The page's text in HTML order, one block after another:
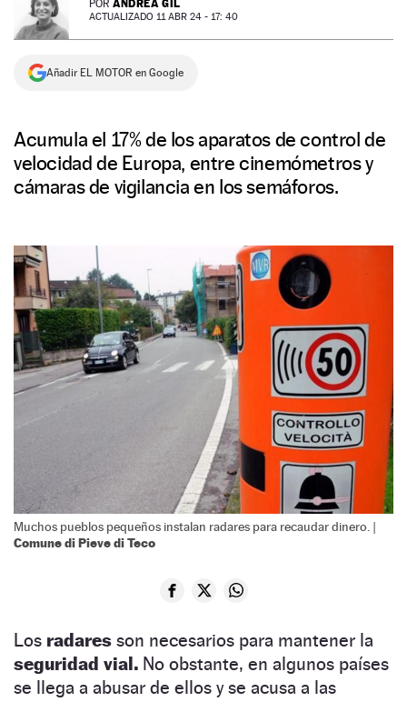
NEWSLETTER
SÍGUENOS
POR ANDREA GIL
ACTUALIZADO 11 ABR 24 - 17: 40
Añadir EL MOTOR en Google
Acumula el 17% de los aparatos de control de
velocidad de Europa, entre cinemómetros y
cámaras de vigilancia en los semáforos.
Muchos pueblos pequeños instalan radares para recaudar dinero. |
Comune di Pieve di Teco
Los radares son necesarios para mantener la
seguridad vial. No obstante, en algunos países
se llega a abusar de ellos y se acusa a las